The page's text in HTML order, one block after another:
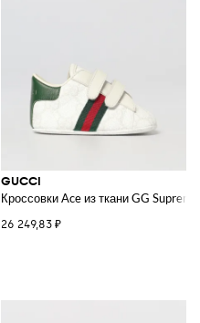
GUCCI
Кроссовки Ace из ткани GG
26 249,83 ₽